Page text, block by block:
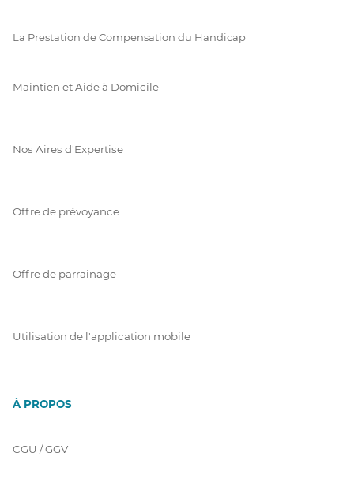
La Prestation de Compensation du Handicap
Maintien et Aide à Domicile
Nos Aires d'Expertise
Offre de prévoyance
Offre de parrainage
Utilisation de l'application mobile
À PROPOS
CGU / GGV